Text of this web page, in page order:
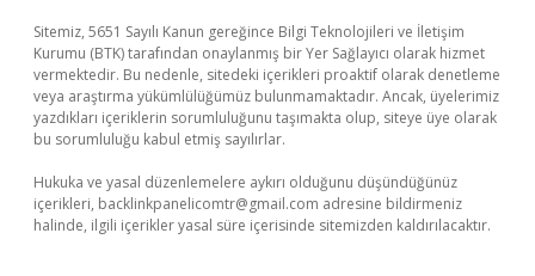
Sitemiz, 5651 Sayılı Kanun gereğince Bilgi Teknolojileri ve İletişim
Kurumu (BTK) tarafından onaylanmış bir Yer Sağlayıcı olarak hizmet
vermektedir. Bu nedenle, sitedeki içerikleri proaktif olarak denetleme
veya araştırma yükümlülüğümüz bulunmamaktadır. Ancak, üyelerimiz
yazdıkları içeriklerin sorumluluğunu taşımakta olup, siteye üye olarak
bu sorumluluğu kabul etmiş sayılırlar.
Hukuka ve yasal düzenlemelere aykırı olduğunu düşündüğünüz
içerikleri, backlinkpanelicomtr@gmail.com adresine bildirmeniz
halinde, ilgili içerikler yasal süre içerisinde sitemizden kaldırılacaktır.